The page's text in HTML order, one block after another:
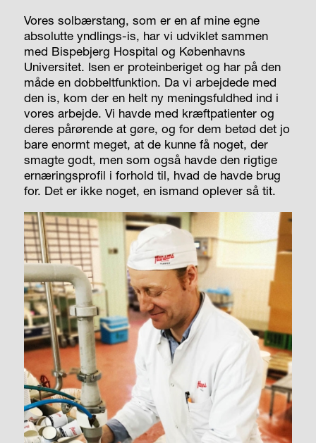
Vores solbærstang, som er en af mine egne
absolutte yndlings-is, har vi udviklet sammen
med Bispebjerg Hospital og Københavns
Universitet. Isen er proteinberiget og har på den
måde en dobbeltfunktion. Da vi arbejdede med
den is, kom der en helt ny meningsfuldhed ind i
vores arbejde. Vi havde med kræftpatienter og
deres pårørende at gøre, og for dem betød det jo
bare enormt meget, at de kunne få noget, der
smagte godt, men som også havde den rigtige
ernæringsprofil i forhold til, hvad de havde brug
for. Det er ikke noget, en ismand oplever så tit.